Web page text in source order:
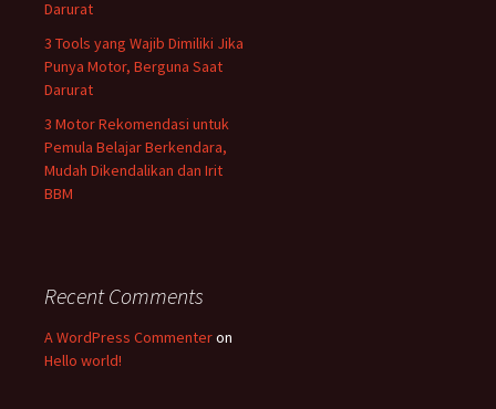
Darurat
3 Tools yang Wajib Dimiliki Jika
Punya Motor, Berguna Saat
Darurat
3 Motor Rekomendasi untuk
Pemula Belajar Berkendara,
Mudah Dikendalikan dan Irit
BBM
Recent Comments
A WordPress Commenteron
Hello world!